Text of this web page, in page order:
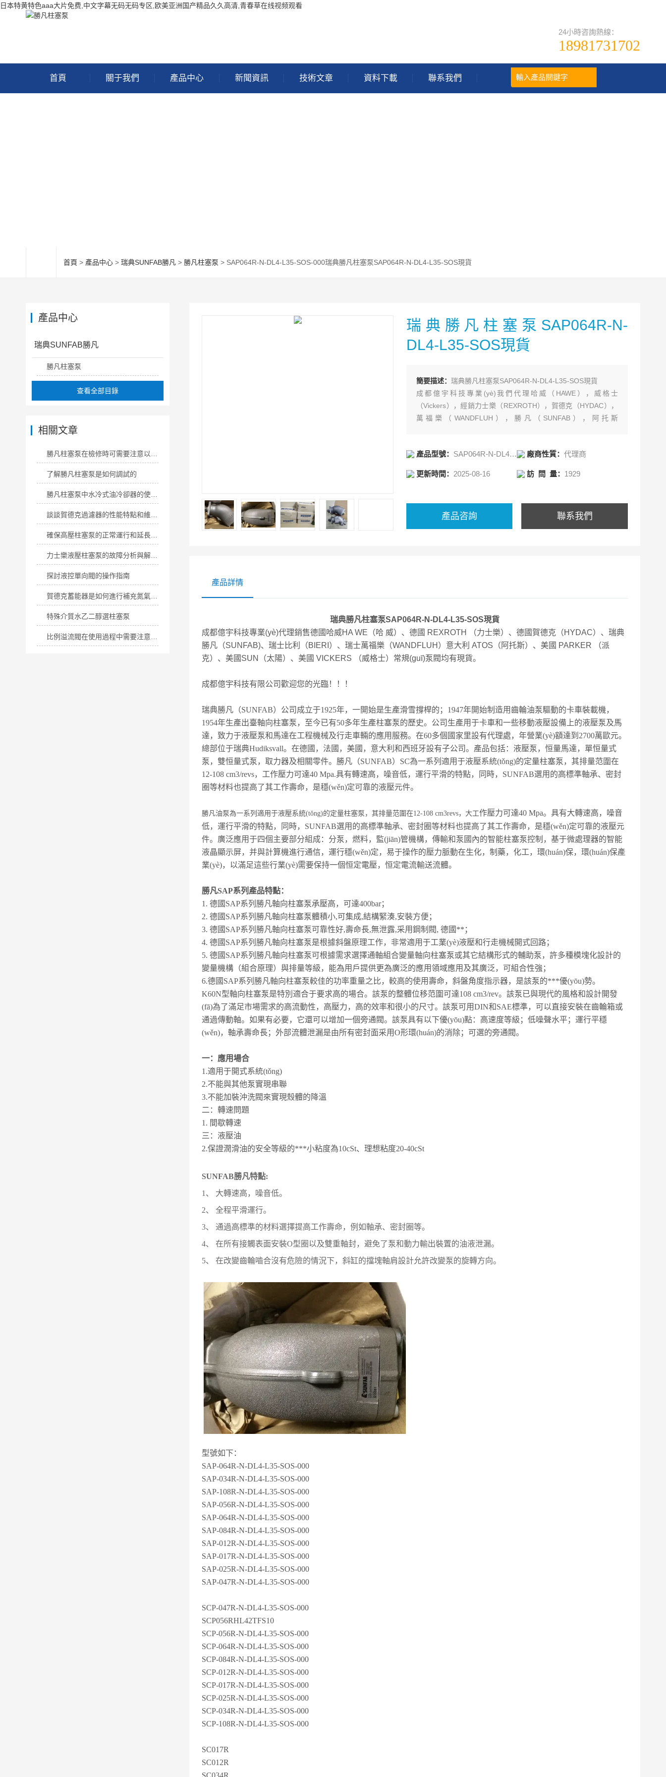
日本特黄特色aaa大片免费,中文字幕无码无码专区,欧美亚洲国产精品久久高清,青春草在线视频观看
24小時咨詢熱線：
18981731702
首頁 關于我們 產品中心 新聞資訊 技術文章 資料下載 聯系我們
首頁 > 產品中心 > 瑞典SUNFAB勝凡 > 勝凡柱塞泵 > SAP064R-N-DL4-L35-SOS-000瑞典勝凡柱塞泵SAP064R-N-DL4-L35-SOS現貨
瑞典勝凡柱塞泵SAP064R-N-
DL4-L35-SOS現貨
簡要描述： 瑞典勝凡柱塞泵SAP064R-N-DL4-L35-SOS現貨
成都億宇科技專業(yè)我們代理哈威（HAWE），威格士
（Vickers），經銷力士樂（REXROTH），賀德克（HYDAC），
萬福樂（WANDFLUH），勝凡（SUNFAB），阿托斯
濾芯，蓄能器，傳感器
產品型號： SAP064R-N-DL4-L35-SOS-000 廠商性質：代理商
更新時間： 2025-08-16 訪 問 量： 1929
產品咨詢 聯系我們
產品詳情
瑞典勝凡柱塞泵SAP064R-N-DL4-L35-SOS現貨
成都億宇科技專業(yè)代理銷售德國哈威HA WE（哈 威）、德國 REXROTH （力士樂）、德國賀德克（HYDAC）、瑞典
勝凡（SUNFAB)、瑞士比利（BIERI）、瑞士萬福樂（WANDFLUH）意大利 ATOS（阿托斯）、美國 PARKER （派
克）、美國SUN（太陽）、美國 VICKERS （威格士）常規(guī)泵閥均有現貨。
成都億宇科技有限公司歡迎您的光臨！！！
瑞典勝凡（SUNFAB）公司成立于1925年，一開始是生產滑雪撐桿的；1947年開始制造用齒輪油泵驅動的卡車裝載機，
1954年生產出臺軸向柱塞泵，至今已有50多年生產柱塞泵的歷史。公司生產用于卡車和一些移動液壓設備上的液壓泵及馬
達，致力于液壓泵和馬達在工程機械及行走車輛的應用服務。在60多個國家里設有代理處，年營業(yè)額達到2700萬歐元。
總部位于瑞典Hudiksvall。在德國，法國，美國，意大利和西班牙設有子公司。產品包括：液壓泵，恒量馬達，單恒量式
泵，雙恒量式泵，取力器及相關零件。勝凡（SUNFAB）SC為一系列適用于液壓系統(tǒng)的定量柱塞泵，其排量范圍在
12-108 cm3/revs，工作壓力可達40 Mpa.具有轉速高，噪音低，運行平滑的特點，同時，SUNFAB選用的高標準軸承、密封
圈等材料也提高了其工作壽命，是穩(wěn)定可靠的液壓元件。
勝凡油泵為一系列適用于液壓系統(tǒng)的定量柱塞泵，其排量范圍在12-108 cm3revs，大工作壓力可達40 Mpa。具有大轉速高，噪音
低，運行平滑的特點，同時，SUNFAB選用的高標準軸承、密封圈等材料也提高了其工作壽命，是穩(wěn)定可靠的液壓元
件。廣泛應用于四個主要部分組成：分泵，燃料，監(jiān)管機構，傳輸和泵國內的智能柱塞泵控制，基于微處理器的智能
液晶顯示屏，并與計算機進行通信，運行穩(wěn)定，易于操作的壓力脈動在生化，制藥，化工，環(huán)保，環(huán)保產
業(yè)，以滿足這些行業(yè)需要保持一個恒定電壓，恒定電流輸送流體。
勝凡SAP系列產品特點：
1. 德國 SAP系列勝凡軸向柱塞泵承壓高，可達400bar；
2. 德國 SAP系列勝凡軸向柱塞泵體積小,可集成,結構緊湊,安裝方便；
3. 德國 SAP系列勝凡軸向柱塞泵可靠性好,壽命長,無泄露,采用鋼制閥, 德國**；
4. 德國 SAP系列勝凡軸向柱塞泵是根據斜盤原理工作，非常適用于工業(yè)液壓和行走機械開式回路；
5. 德國 SAP系列勝凡軸向柱塞泵可根據需求選擇通軸組合變量軸向柱塞泵或其它結構形式的輔助泵，許多種模塊化設計的
變量機構（組合原理）與排量等級，能為用戶提供更為廣泛的應用領域應用及其廣泛，可組合性強；
6.德國 SAP系列勝凡軸向柱塞泵較佳的功率重量之比，較高的使用壽命，斜盤角度指示器，是該泵的***優(yōu)勢。
K60N型軸向柱塞泵是特別適合于要求高的場合。該泵的整體位移范圍可達108 cm3/rev。該泵已與現代的風格和設計開發
(fā)為了滿足市場需求的高流動性，高壓力，高的效率和很小的尺寸。該泵可用DIN和SAE標準，可以直接安裝在齒輪箱或
通過傳動軸。如果有必要，它還可以增加一個旁通閥。該泵具有以下優(yōu)點：高速度等級；低噪聲水平；運行平穩
(wěn)，軸承壽命長；外部流體泄漏是由所有密封面采用O形環(huán)的消除；可選的旁通閥。
一：應用場合
1.適用于開式系統(tǒng)
2.不能與其他泵實現串聯
3.不能加裝沖洗閥來實現殼體的降溫
二：轉速問題
1. 間歇轉速
三：液壓油
2.保證潤滑油的安全等級的***小粘度為10cSt、理想粘度20-40cSt
SUNFAB勝凡特點:
1、 大轉速高，噪音低。
2、 全程平滑運行。
3、 通過高標準的材料選擇提高工作壽命，例如軸承、密封圈等。
4、 在所有接觸表面安裝O型圈以及雙重軸封，避免了泵和動力輸出裝置的油液泄漏。
5、 在改變齒輪嚙合沒有危險的情況下，斜缸的擋塊軸肩設計允許改變泵的旋轉方向。
型號如下：
SAP-064R-N-DL4-L35-SOS-000
SAP-034R-N-DL4-L35-SOS-000
SAP-108R-N-DL4-L35-SOS-000
SAP-056R-N-DL4-L35-SOS-000
SAP-064R-N-DL4-L35-SOS-000
SAP-084R-N-DL4-L35-SOS-000
SAP-012R-N-DL4-L35-SOS-000
SAP-017R-N-DL4-L35-SOS-000
SAP-025R-N-DL4-L35-SOS-000
SAP-047R-N-DL4-L35-SOS-000
SCP-047R-N-DL4-L35-SOS-000
SCP056RHL42TFS10
SCP-056R-N-DL4-L35-SOS-000
SCP-064R-N-DL4-L35-SOS-000
SCP-084R-N-DL4-L35-SOS-000
SCP-012R-N-DL4-L35-SOS-000
SCP-017R-N-DL4-L35-SOS-000
SCP-025R-N-DL4-L35-SOS-000
SCP-034R-N-DL4-L35-SOS-000
SCP-108R-N-DL4-L35-SOS-000
SC017R
SC012R
SC034R
產品中心
瑞典SUNFAB勝凡
勝凡柱塞泵
查看全部目錄
相關文章
了解勝凡柱塞泵是如何調試的
勝凡柱塞泵中水冷式油冷卻器的使用注意事項
確保高壓柱塞泵的正常運行和延長使用壽命，少不了以下幾點！
力士樂液壓柱塞泵的故障分析與解決辦法（二）
探討液控單向閥的操作指南
特殊介質水乙二醇選柱塞泵